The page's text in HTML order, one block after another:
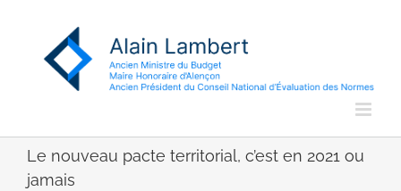
Le nouveau pacte territorial, c’est en 2021 ou
jamais